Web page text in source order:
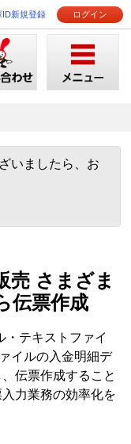
ID新規登録 ログイン
いましたら、お
売 さまざま
伝票作成
・テキストファイ
イルの入金明細デ
伝票作成すること
力業務の効率化を